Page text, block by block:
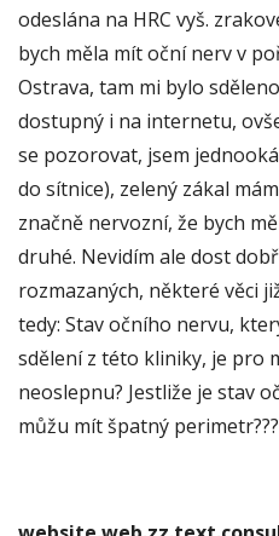
odeslána na HRC vyš.
bych měla mít oční nerv v
Ostrava, tam mi bylo
dostupný i na internetu,
se pozorovat, jsem
do sítnice), zelený zákal
značně nervozní, že bych
druhé. Nevidím ale dost
rozmazaných, některé věci
tedy: Stav očního nervu,
sdělení z této kliniky, je pro
neoslepnu? Jestliže je stav
můžu mít špatný